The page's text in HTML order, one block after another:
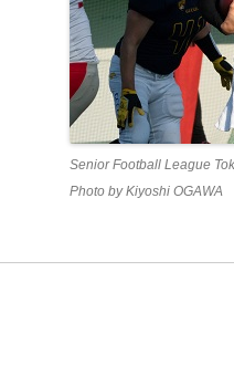
Senior Football League
Photo by Kiyoshi OGAWA